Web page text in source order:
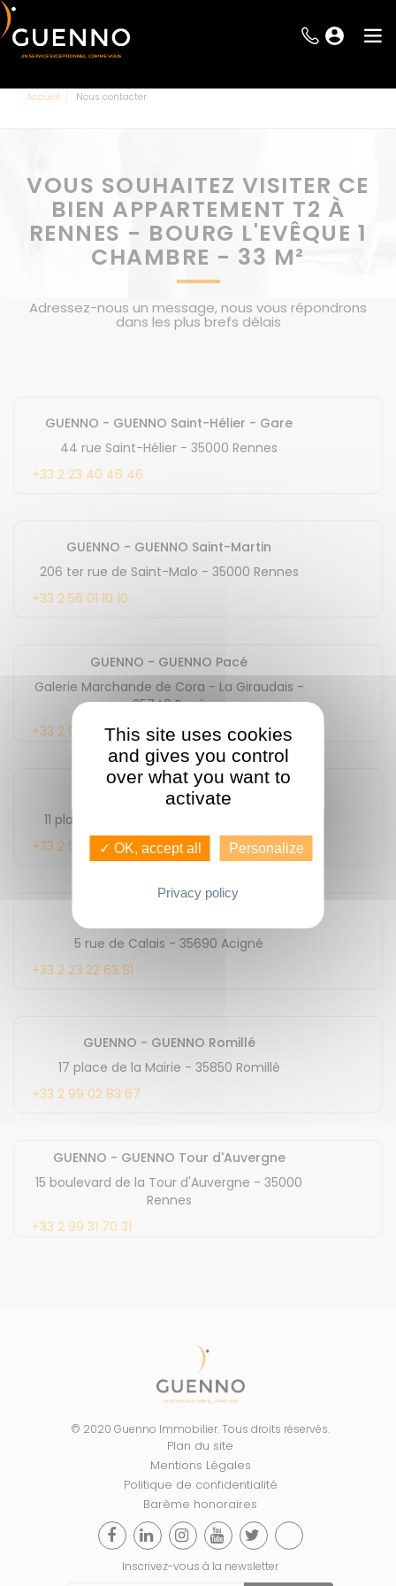
Accueil Nous contacter
VOUS SOUHAITEZ VISITER CE
BIEN APPARTEMENT T2 À
RENNES - BOURG L'EVÊQUE 1
CHAMBRE - 33 M²
Adressez-nous un message, nous vous répondrons
dans les plus brefs délais
GUENNO - GUENNO Saint-Hélier - Gare
44 rue Saint-Hélier - 35000 Rennes
+33 2 23 40 46 46
GUENNO - GUENNO Saint-Martin
206 ter rue de Saint-Malo - 35000 Rennes
+33 2 56 01 10 10
GUENNO - GUENNO Pacé
Galerie Marchande de Cora - La Giraudais -
35740 Pacé
+33 2 99 66 16 16
GUENNO - GUENNO Location
11 place du Bas des Lices
+33 2 52 56 03 08
5 rue de Calais - 35690 Acigné
+33 2 23 22 63 81
GUENNO - GUENNO Romillé
17 place de la Mairie - 35850 Romillé
+33 2 99 02 83 67
GUENNO - GUENNO Tour d'Auvergne
15 boulevard de la Tour d'Auvergne - 35000
Rennes
+33 2 99 31 70 31
© 2020 Guenno Immobilier. Tous droits réservés.
Plan du site
Mentions Légales
Politique de confidentialité
Barème honoraires
Inscrivez-vous à la newsletter
This site uses cookies
and gives you control
over what you want to
activate
✓ OK, accept all Personalize
Privacy policy